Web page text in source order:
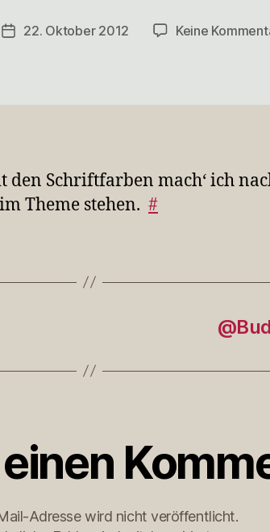
Veröffentlichungsdatum
22. Oktober 2012 Keine
den Schriftfarben mach‘ ich
Theme stehen. #
Adresse wird nicht veröffentlicht.